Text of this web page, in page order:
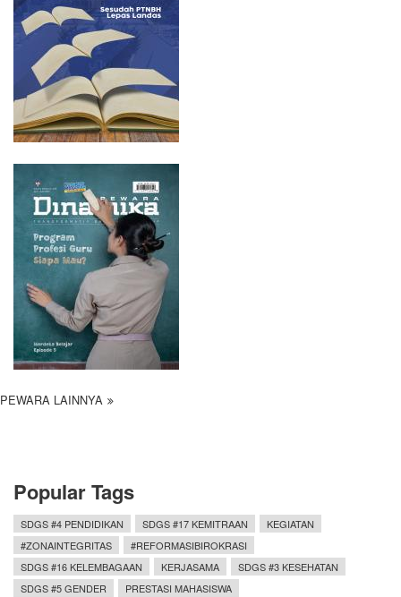
PEWARA LAINNYA
Popular Tags
SDGS #4 PENDIDIKAN SDGS #17 KEMITRAAN
KEGIATAN
#ZONAINTEGRITAS
#REFORMASIBIROKRASI
SDGS #16 KELEMBAGAAN
KERJASAMA
SDGS #3 KESEHATAN
SDGS #5 GENDER
PRESTASI MAHASISWA